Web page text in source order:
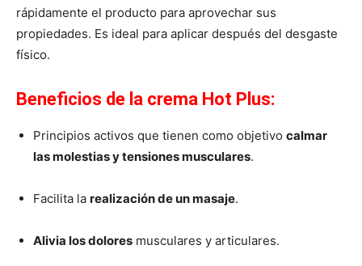
rápidamente el producto para aprovechar sus
propiedades. Es ideal para aplicar después del desgaste
físico.
Beneficios de la crema Hot Plus:
Principios activos que tienen como objetivo calmar
las molestias y tensiones musculares.
Facilita la realización de un masaje.
Alivia los dolores musculares y articulares.